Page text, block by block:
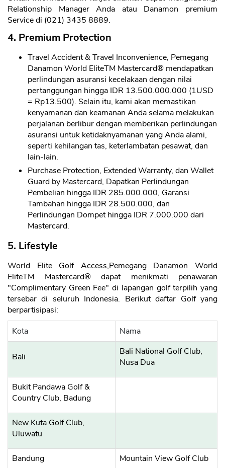
Relationship Manager Anda atau Danamon premium
Service di (021) 3435 8889.
4. Premium Protection
Travel Accident & Travel Inconvenience, Pemegang
Danamon World EliteTM Mastercard® mendapatkan
perlindungan asuransi kecelakaan dengan nilai
pertanggungan hingga IDR 13.500.000.000 (1USD
= Rp13.500). Selain itu, kami akan memastikan
kenyamanan dan keamanan Anda selama melakukan
perjalanan berlibur dengan memberikan perlindungan
asuransi untuk ketidaknyamanan yang Anda alami,
seperti kehilangan tas, keterlambatan pesawat, dan
lain-lain.
Purchase Protection, Extended Warranty, dan Wallet
Guard by Mastercard, Dapatkan Perlindungan
Pembelian hingga IDR 285.000.000, Garansi
Tambahan hingga IDR 28.500.000, dan
Perlindungan Dompet hingga IDR 7.000.000 dari
Mastercard.
5. Lifestyle
World Elite Golf Access,Pemegang Danamon World
EliteTM Mastercard® dapat menikmati penawaran
"Complimentary Green Fee" di lapangan golf terpilih yang
tersebar di seluruh Indonesia. Berikut daftar Golf yang
berpartisipasi:
Kota
Nama
Bali
Bali National Golf Club,
Nusa Dua
Bukit Pandawa Golf &
Country Club, Badung
New Kuta Golf Club,
Uluwatu
Bandung Mountain View Golf Club
OK
CANCEL